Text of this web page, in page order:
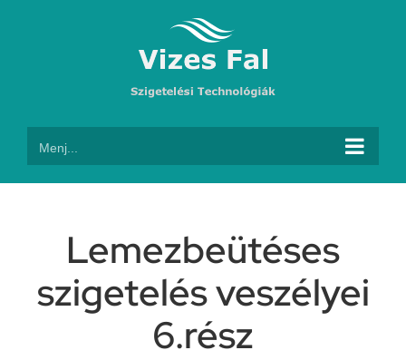
Menj...
Lemezbeütéses
szigetelés veszélyei
6.rész